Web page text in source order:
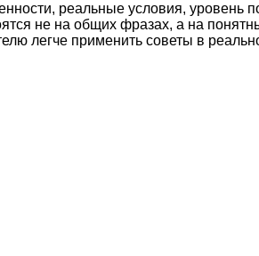
реальные условия, уровень
не на общих фразах, а на
легче применить советы в